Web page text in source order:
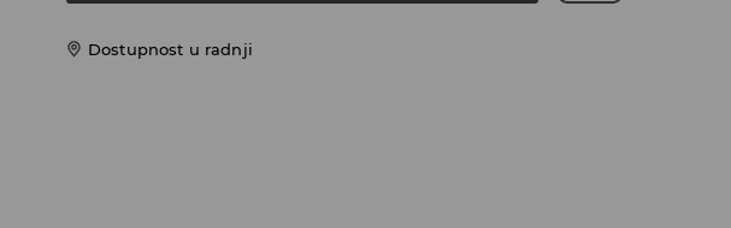
Dostupnost u radnji